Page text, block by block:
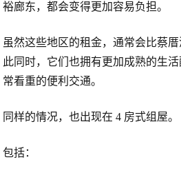
裕廊东，都会变得更加容易负担。
虽然这些地区的租金，通常会比蔡
此同时，它们也拥有更加成熟的生
常看重的便利交通。
同样的情况，也出现在4 房式组屋。
包括：